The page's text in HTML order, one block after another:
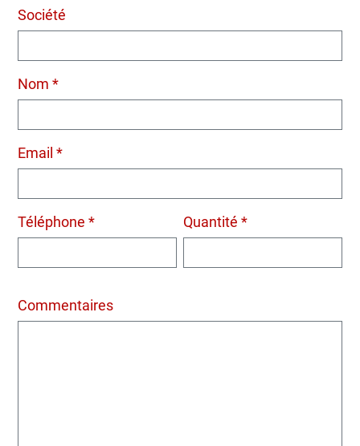
Société
Nom *
Email *
Téléphone * Quantité *
Commentaires